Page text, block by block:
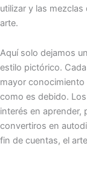
utilizar y las
arte.
Aquí solo dejamos
estilo pictórico.
mayor conocimiento
como es debido.
interés en aprender,
convertiros en
fin de cuentas, el